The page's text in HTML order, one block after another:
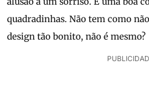
quadradinhas. Não tem como
design tão bonito, não é mesmo?